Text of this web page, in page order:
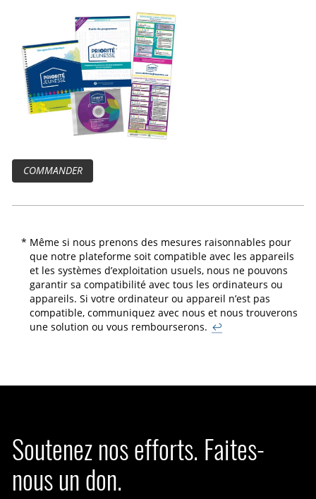
COMMANDER
* Même si nous prenons des mesures raisonnables pour
que notre plateforme soit compatible avec les appareils
et les systèmes d’exploitation usuels, nous ne pouvons
garantir sa compatibilité avec tous les ordinateurs ou
appareils. Si votre ordinateur ou appareil n’est pas
compatible, communiquez avec nous et nous trouverons
une solution ou vous rembourserons. ↩
Soutenez nos efforts. Faites-
nous un don.